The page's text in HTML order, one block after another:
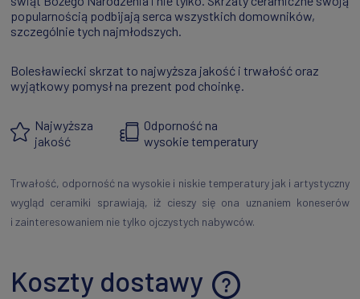
popularnością podbijają serca wszystkich domowników,
szczególnie tych najmłodszych.
Bolesławiecki skrzat to najwyższa jakość i trwałość oraz
wyjątkowy pomysł na prezent pod choinkę.
Najwyższa
jakość
Odporność na
wysokie temperatury
Trwałość, odporność na wysokie i niskie temperatury jak i artystyczny
wygląd ceramiki sprawiają, iż cieszy się ona uznaniem koneserów
i zainteresowaniem nie tylko ojczystych nabywców.
Koszty dostawy
Cena nie zawiera ewentualnych kosztów płatności